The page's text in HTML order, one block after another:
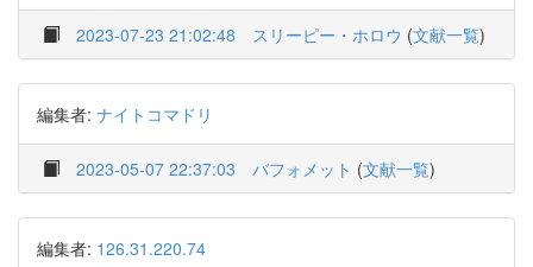
2023-07-23 21:02:48 スリーピー・ホロウ (文献一覧)
編集者: ナイトコマドリ
2023-05-07 22:37:03 バフォメット (文献一覧)
編集者: 126.31.220.74